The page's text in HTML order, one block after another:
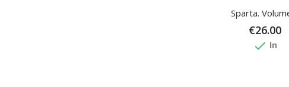
Sparta.
€26.00
done In